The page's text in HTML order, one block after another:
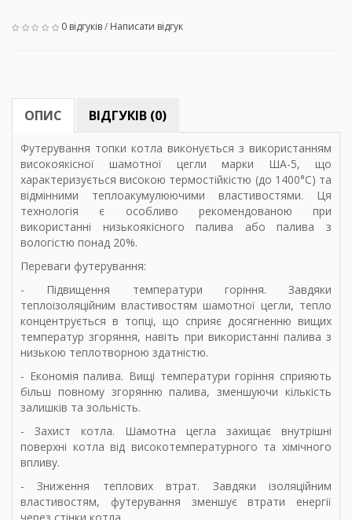
0 відгуків/ Написати відгук
ОПИС ВІДГУКІВ (0)
Футерування топки котла виконується з використанням
високоякісної шамотної цегли марки ША-5, що
характеризується високою термостійкістю (до 1400°C) та
відмінними теплоакумулюючими властивостями. Ця
технологія є особливо рекомендованою при
використанні низькоякісного палива або палива з
вологістю понад 20%.
Переваги футерування:
- Підвищення температури горіння. Завдяки
теплоізоляційним властивостям шамотної цегли, тепло
концентрується в топці, що сприяє досягненню вищих
температур згоряння, навіть при використанні палива з
низькою теплотворною здатністю.
- Економія палива. Вищі температури горіння сприяють
більш повному згорянню палива, зменшуючи кількість
залишків та зольність.
- Захист котла. Шамотна цегла захищає внутрішні
поверхні котла від високотемпературного та хімічного
впливу.
- Зниження теплових втрат. Завдяки ізоляційним
властивостям, футерування зменшує втрати енергії